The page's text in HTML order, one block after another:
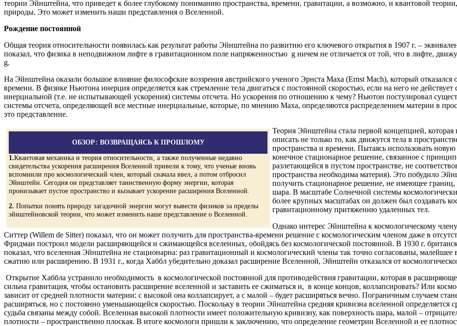
теории Эйнштейна, что приведет к более глубокому пониманию пространства, времени, гравитации, а возможно, и квантовой
природы. Это может изменить наши представления о Вселенной.
Рождение постоянной
Общая теория относительности появилась как результат работы Эйнштейна по развитию его ключевого открытия в 1907 г. –
показал, что физика в неподвижном лифте в гравитационном поле напряженностью g ничем не отличается от той, что в лифте,
g.
На Эйнштейна оказали большое влияние философские воззрения австрийского ученого Эрнста Маха (Ernst Mach), который отказался
времени. В физике Ньютона инерция определяется как стремление тела двигаться с постоянной скоростью, если на него не
инерциальной (т.е. не испытывающей ускорения) системы отсчета. Но ускорения по отношению к чему? Ньютон постулировал
системы отсчета, определяющей все местные инерциальные, которые, по мнению Маха, определяются распределением материи в
это представление.
ОБЗОР: ВОЗВРАЩАЯСЬ К ПРОШЛОМУ
1.Квантовая механика и теория относительности, а также полученные недавно
свидетельства ускорения расширения Вселенной привели к тому, что ученые вновь
вспомнили про космологический член, который сначала ввел, а потом отбросил
Эйнштейн. Сегодня он представляет таинственную форму энергии, которая
пронизывает пустое пространство и вызывает ускорение расширения Вселенной.
2. Попытки понять природу загадочной энергии могут вывести физиков за пределы
эйнштейновской теории, что может изменить наше представление о Вселенной.
Теория Эйнштейна стала первой концепцией,
описать не только то, как движутся тела в
пространства и времени. Пытаясь использовать
конечное стационарное решение, связанное с
разлетающейся в пустом пространстве, не
пространства необходима материя). Это побудило
получить стационарное решение, не имеющее
шара. В масштабе Солнечной системы
более крупных масштабах он должен был создавать
гравитационному притяжению удаленных тел.
Однако интерес Эйнштейна к космологическому
Ситтер (Willem de Sitter) показал, что он может получить для пространства-времени решение с космологическим членом даже в
Фридман построил модели расширяющейся и сжимающейся вселенных, обойдясь без космологической постоянной. В 1930 г.
показал, что вселенная Эйнштейна не стационарна: раз гравитационный и космологический члены так точно согласованы,
сжатию или расширению. В 1931 г., когда Хаббл убедительно доказал расширение Вселенной, Эйнштейн отказался от
Открытие Хаббла устранило необходимость в космологической постоянной для противодействия гравитации, которая в
сильна гравитация, чтобы остановить расширение вселенной и заставить ее сжиматься и, в конце концов, коллапсировать? Или
зависит от средней плотности материи: с высокой она коллапсирует, а с малой – будет расширяться вечно. Пограничным случаем
расширяться, но с постоянно уменьшающейся скоростью. Поскольку в теории Эйнштейна средняя кривизна вселенной определяется
судьба связаны между собой. Вселенная высокой плотности имеет положительную кривизну, как поверхность шара, малой –
плотности – пространственно плоская. В итоге космологи пришли к заключению, что определение геометрии Вселенной и ее